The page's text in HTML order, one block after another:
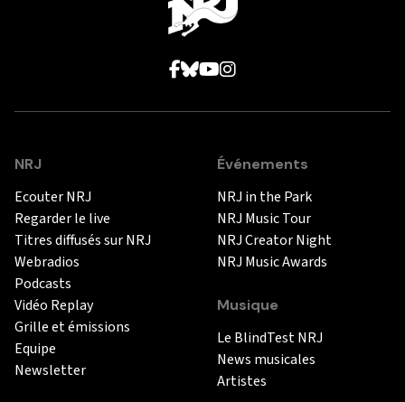
NRJ
Ecouter NRJ
Regarder le live
Titres diffusés sur NRJ
Webradios
Podcasts
Vidéo Replay
Grille et émissions
Equipe
Newsletter
Événements
NRJ in the Park
NRJ Music Tour
NRJ Creator Night
NRJ Music Awards
Musique
Le BlindTest NRJ
News musicales
Artistes